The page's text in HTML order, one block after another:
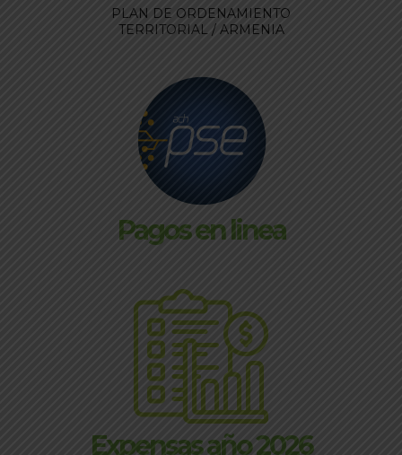
PLAN DE ORDENAMIENTO
TERRITORIAL / ARMENIA
Pagos en linea
Expensas año 2026